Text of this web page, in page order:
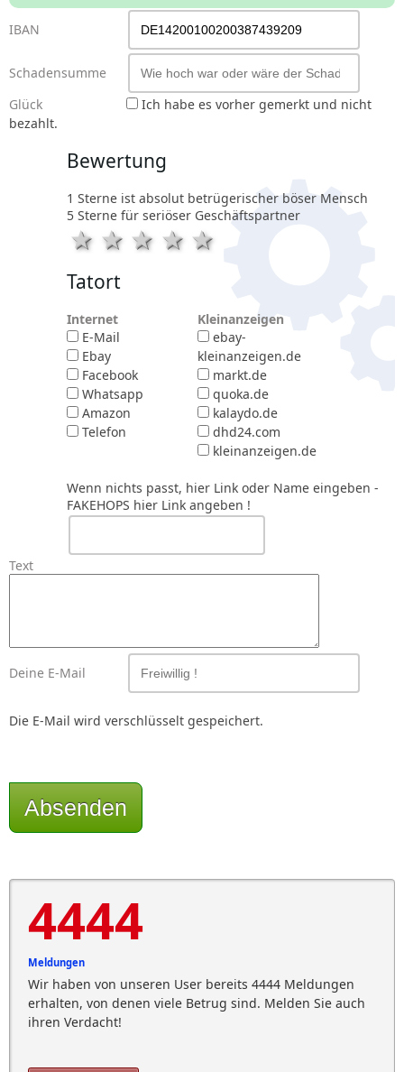
IBAN
Schadensumme
Glück
Ich habe es vorher gemerkt und nicht
bezahlt.
Bewertung
1 Sterne ist absolut betrügerischer böser Mensch
5 Sterne für seriöser Geschäftspartner
4 Sterne
3 Sterne
2 Sterne
1 Stern
Tatort
Internet
E-Mail
Ebay
Facebook
Whatsapp
Amazon
Telefon
Kleinanzeigen
ebay-
kleinanzeigen.de
markt.de
quoka.de
kalaydo.de
dhd24.com
kleinanzeigen.de
Wenn nichts passt, hier Link oder Name eingeben -
FAKEHOPS hier Link angeben !
Text
Deine E-Mail
Die E-Mail wird verschlüsselt gespeichert.
Absenden
4444
Meldungen
Wir haben von unseren User bereits 4444 Meldungen
erhalten, von denen viele Betrug sind. Melden Sie auch
ihren Verdacht!